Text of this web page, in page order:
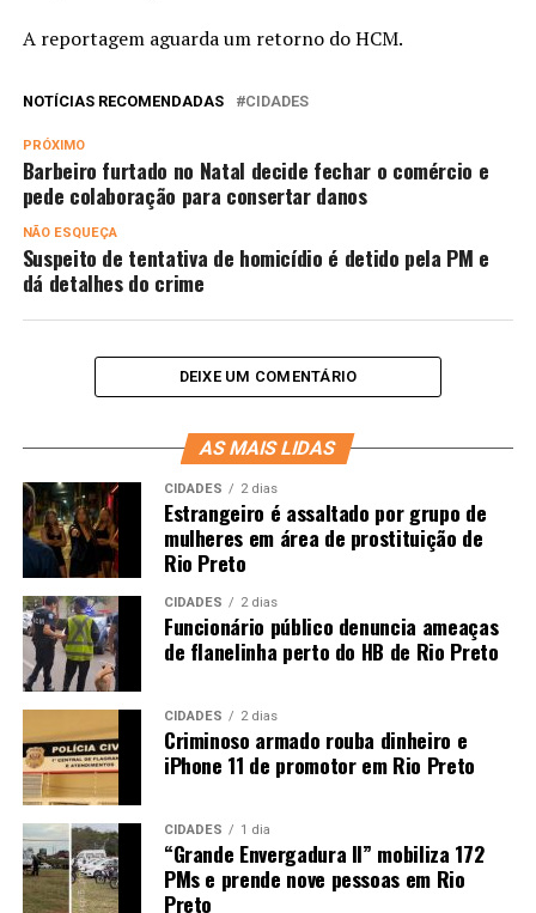
A reportagem aguarda um retorno do HCM.
NOTÍCIAS RECOMENDADAS CIDADES
PRÓXIMO
Barbeiro furtado no Natal decide fechar o comércio e
pede colaboração para consertar danos
NÃO ESQUEÇA
Suspeito de tentativa de homicídio é detido pela PM e
dá detalhes do crime
DEIXE UM COMENTÁRIO
AS MAIS LIDAS
CIDADES 2 dias
Estrangeiro é assaltado por grupo de
mulheres em área de prostituição de
Rio Preto
CIDADES 2 dias
Funcionário público denuncia ameaças
de flanelinha perto do HB de Rio Preto
CIDADES 2 dias
Criminoso armado rouba dinheiro e
iPhone 11 de promotor em Rio Preto
CIDADES 1 dia
“Grande Envergadura II” mobiliza 172
PMs e prende nove pessoas em Rio
Preto